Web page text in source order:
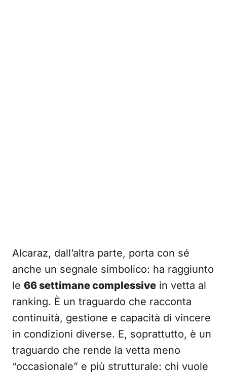
Alcaraz, dall’altra parte, porta con sé
anche un segnale simbolico: ha raggiunto
le 66 settimane complessive in vetta al
ranking. È un traguardo che racconta
continuità, gestione e capacità di vincere
in condizioni diverse. E, soprattutto, è un
traguardo che rende la vetta meno
“occasionale” e più strutturale: chi vuole